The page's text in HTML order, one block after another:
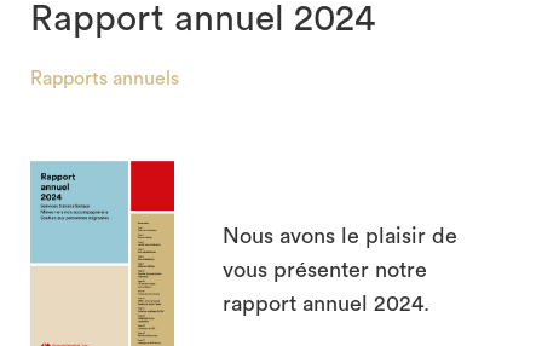
Rapport annuel 2024
Rapports annuels
Nous avons le plaisir de
vous présenter notre
rapport annuel 2024.